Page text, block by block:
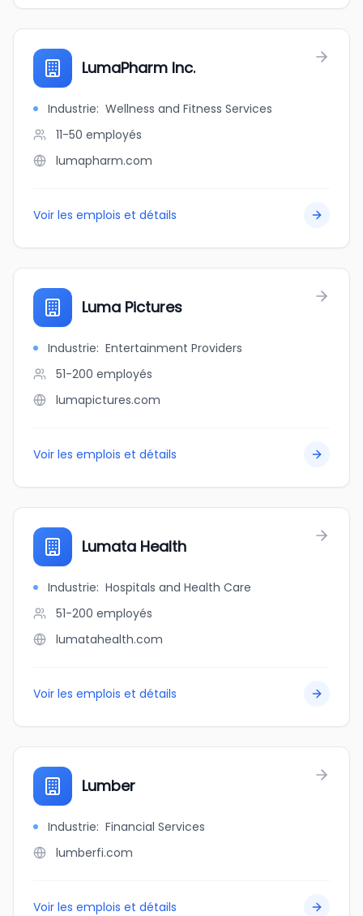
LumaPharm Inc.
Industrie: Wellness and Fitness Services
11-50 employés
lumapharm.com
Voir les emplois et détails
Luma Pictures
Industrie: Entertainment Providers
51-200 employés
lumapictures.com
Voir les emplois et détails
Lumata Health
Industrie: Hospitals and Health Care
51-200 employés
lumatahealth.com
Voir les emplois et détails
Lumber
Industrie: Financial Services
lumberfi.com
Voir les emplois et détails